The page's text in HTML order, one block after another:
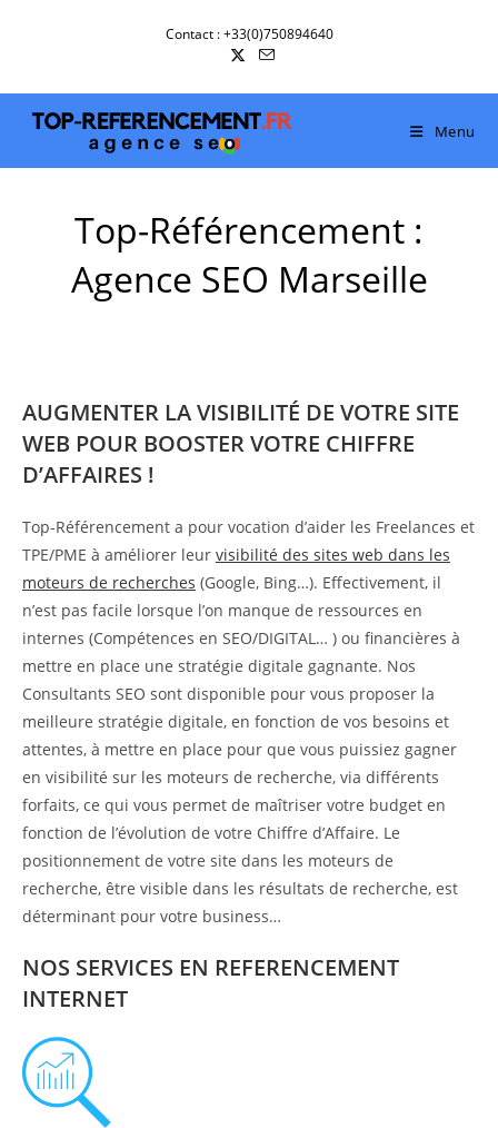
Contact : +33(0)750894640
Menu
Top-Référencement :
Agence SEO Marseille
AUGMENTER LA VISIBILITÉ DE VOTRE SITE
WEB POUR BOOSTER VOTRE CHIFFRE
D’AFFAIRES !
Top-Référencement a pour vocation d’aider les Freelances et
TPE/PME à améliorer leur visibilité des sites web dans les
moteurs de recherches (Google, Bing…). Effectivement, il
n’est pas facile lorsque l’on manque de ressources en
internes (Compétences en SEO/DIGITAL… ) ou financières à
mettre en place une stratégie digitale gagnante. Nos
Consultants SEO sont disponible pour vous proposer la
meilleure stratégie digitale, en fonction de vos besoins et
attentes, à mettre en place pour que vous puissiez gagner
en visibilité sur les moteurs de recherche, via différents
forfaits, ce qui vous permet de maîtriser votre budget en
fonction de l’évolution de votre Chiffre d’Affaire. Le
positionnement de votre site dans les moteurs de
recherche, être visible dans les résultats de recherche, est
déterminant pour votre business…
NOS SERVICES EN REFERENCEMENT
INTERNET